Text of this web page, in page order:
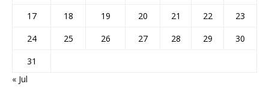
17
18 19 20 21 22
23
24
25 26 27 28 29
30
31
« Jul